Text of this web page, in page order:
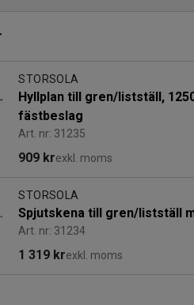
STORSOLA
Hyllplan till gren/listställ,
fästbeslag
Art. nr: 31235
909 krexkl. moms
STORSOLA
Spjutskena till gren/listställ
Art. nr: 31234
1 319 krexkl. moms